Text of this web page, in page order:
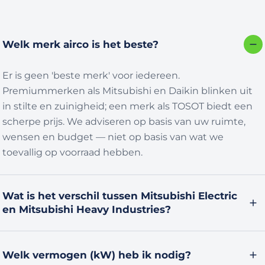
door te het
klaar en
Welk merk airco is het beste?
Er is geen 'beste merk' voor iedereen.
Premiummerken als Mitsubishi en Daikin blinken uit
in stilte en zuinigheid; een merk als TOSOT biedt een
scherpe prijs. We adviseren op basis van uw ruimte,
wensen en budget — niet op basis van wat we
toevallig op voorraad hebben.
Wat is het verschil tussen Mitsubishi Electric
en Mitsubishi Heavy Industries?
dezelfde naam delen. Beide maken topklasse airco’s,
Welk vermogen (kW) heb ik nodig?